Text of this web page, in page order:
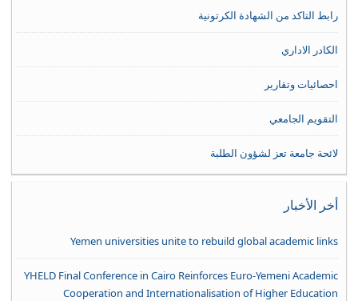
رابط التاكد من الشهادة الكرتونية
الكادر الاداري
احصائيات وتقارير
التقويم الجامعي
لائحة جامعة تعز لشؤون الطلبة
أخر الأخبار
Yemen universities unite to rebuild global academic links
YHELD Final Conference in Cairo Reinforces Euro-Yemeni Academic
Cooperation and Internationalisation of Higher Education